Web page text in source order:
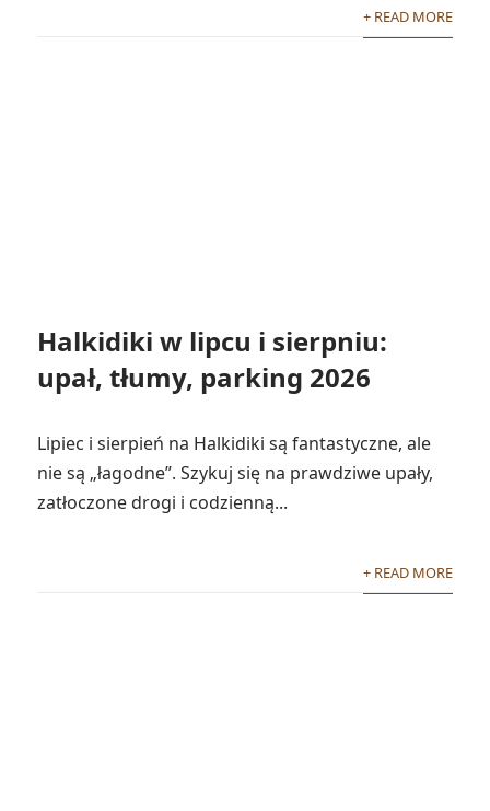
+ READ MORE
Halkidiki w lipcu i sierpniu:
upał, tłumy, parking 2026
Lipiec i sierpień na Halkidiki są fantastyczne, ale
nie są „łagodne”. Szykuj się na prawdziwe upały,
zatłoczone drogi i codzienną...
+ READ MORE